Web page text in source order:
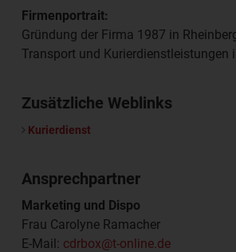
Firmenportrait:
Gründung der Firma 1987 in
Transport und Kurierdienstleistungen
Zusätzliche Weblinks
Kurierdienst
Ansprechpartner
Marketing und Dispo
Frau Carolyne Ramacher
E-Mail: cdrbox@t-online.de